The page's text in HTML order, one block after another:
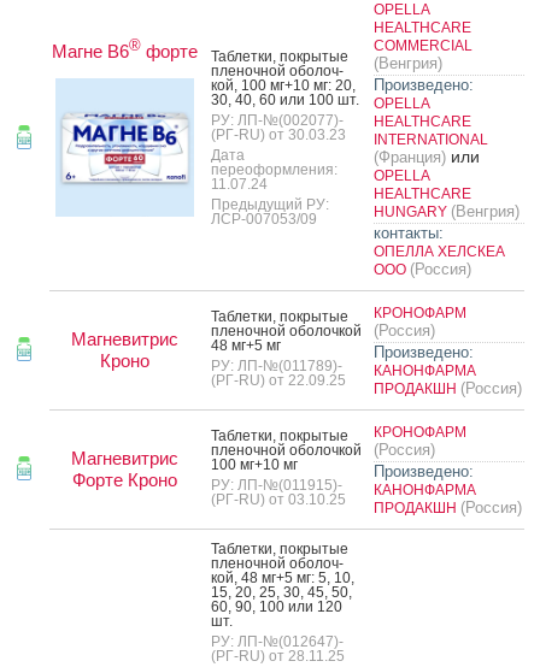
Магне B6®форте
Таб­летки, пок­ры­тые
пле­ноч­ной обо­лоч­
кой, 100 мг+10 мг: 20,
30, 40, 60 или 100 шт.
РУ: ЛП-№(002077)-
(РГ-RU) от 30.03.23
Дата
переоформления:
11.07.24
Предыдущий РУ:
ЛСР-007053/09
OPELLA
HEALTHCARE
COMMERCIAL
(Венгрия)
Произведено:
OPELLA
HEALTHCARE
INTERNATIONAL
(Франция) или
OPELLA
HEALTHCARE
HUNGARY (Венгрия)
контакты:
ОПЕЛЛА ХЕЛСКЕА
ООО (Россия)
Магневитрис
Кроно
Таб­летки, пок­ры­тые
пле­ноч­ной обо­лоч­кой
48 мг+5 мг
РУ: ЛП-№(011789)-
(РГ-RU) от 22.09.25
КРОНОФАРМ
(Россия)
Произведено:
КАНОНФАРМА
ПРОДАКШН (Россия)
Магневитрис
Форте Кроно
Таб­летки, пок­ры­тые
пле­ноч­ной обо­лоч­кой
100 мг+10 мг
РУ: ЛП-№(011915)-
(РГ-RU) от 03.10.25
КРОНОФАРМ
(Россия)
Произведено:
КАНОНФАРМА
ПРОДАКШН (Россия)
Таб­летки, пок­ры­тые
пле­ноч­ной обо­лоч­
кой, 48 мг+5 мг: 5, 10,
15, 20, 25, 30, 45, 50,
60, 90, 100 или 120
шт.
РУ: ЛП-№(012647)-
(РГ-RU) от 28.11.25